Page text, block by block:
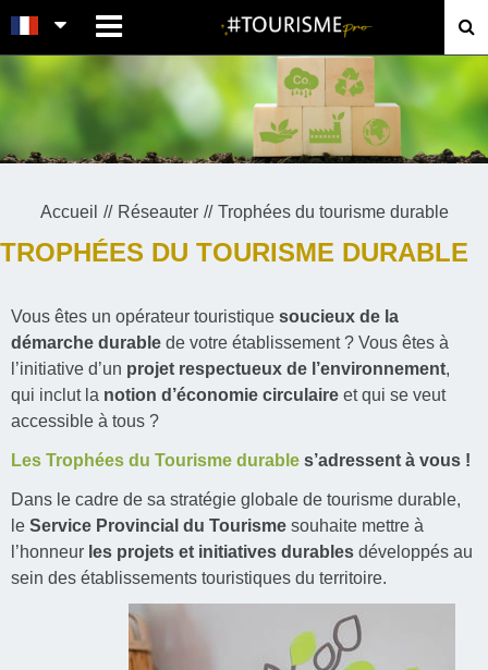
Accueil Réseauter Trophées du tourisme durable
TROPHÉES DU TOURISME DURABLE
Vous êtes un opérateur touristique soucieux de la
démarche durable de votre établissement ? Vous êtes à
l’initiative d’un projet respectueux de l’environnement,
qui inclut la notion d’économie circulaire et qui se veut
accessible à tous ?
Les Trophées du Tourisme durable s’adressent à vous !
Dans le cadre de sa stratégie globale de tourisme durable,
le Service Provincial du Tourisme souhaite mettre à
l’honneur les projets et initiatives durables développés au
sein des établissements touristiques du territoire.